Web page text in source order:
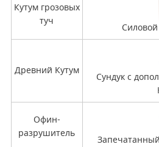
Кутум грозовых
туч
Древний Кутум
Сундук с
Офин-
разрушитель